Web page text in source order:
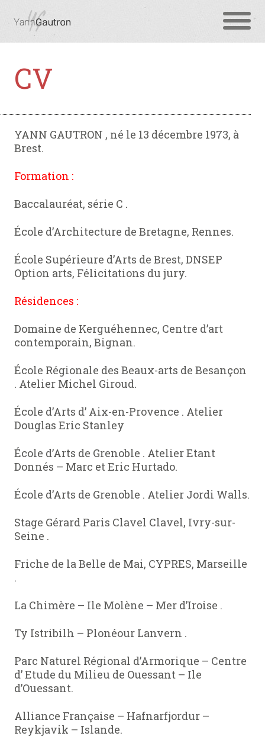
CV
YANN GAUTRON , né le 13 décembre 1973, à
Brest.
Formation :
Baccalauréat, série C .
École d’Architecture de Bretagne, Rennes.
École Supérieure d’Arts de Brest, DNSEP
Option arts, Félicitations du jury.
Résidences :
Domaine de Kerguéhennec, Centre d’art
contemporain, Bignan.
École Régionale des Beaux-arts de Besançon
. Atelier Michel Giroud.
École d’Arts d’ Aix-en-Provence . Atelier
Douglas Eric Stanley
École d’Arts de Grenoble . Atelier Etant
Donnés – Marc et Eric Hurtado.
École d’Arts de Grenoble . Atelier Jordi Walls.
Stage Gérard Paris Clavel Clavel, Ivry-sur-
Seine .
Friche de la Belle de Mai, CYPRES, Marseille
.
La Chimère – Ile Molène – Mer d’Iroise .
Ty Istribilh – Plonéour Lanvern .
Parc Naturel Régional d’Armorique – Centre
d’ Etude du Milieu de Ouessant – Ile
d’Ouessant.
Alliance Française – Hafnarfjordur –
Reykjavik – Islande.